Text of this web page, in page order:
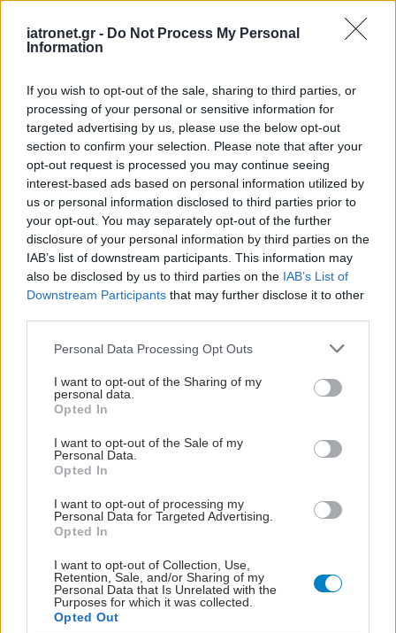
iatronet.gr - Do Not Process My Personal
Information
If you wish to opt-out of the sale, sharing to third parties, or
processing of your personal or sensitive information for
targeted advertising by us, please use the below opt-out
section to confirm your selection. Please note that after your
opt-out request is processed you may continue seeing
interest-based ads based on personal information utilized by
us or personal information disclosed to third parties prior to
your opt-out. You may separately opt-out of the further
disclosure of your personal information by third parties on the
IAB’s list of downstream participants. This information may
also be disclosed by us to third parties on the IAB’s List of
Downstream Participants that may further disclose it to other
Please note that this website/app uses one or more Google
not limited to your visit or usage behaviour. You may click to
grant or deny consent to Google and its third-party tags to
use your data for below specified purposes in below Google
consent section.
Personal Data Processing Opt Outs
I want to opt-out of the Sharing of my
personal data.
Opted In
I want to opt-out of the Sale of my
Personal Data.
Opted In
I want to opt-out of processing my
Personal Data for Targeted Advertising.
Opted In
I want to opt-out of Collection, Use,
Retention, Sale, and/or Sharing of my
Personal Data that Is Unrelated with the
Purposes for which it was collected.
Opted Out